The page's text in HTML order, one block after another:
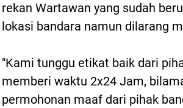
rekan Wartawan yang sudah
lokasi bandara namun dilarang
"Kami tunggu etikat baik dari
memberi waktu 2x24 Jam,
permohonan maaf dari pihak